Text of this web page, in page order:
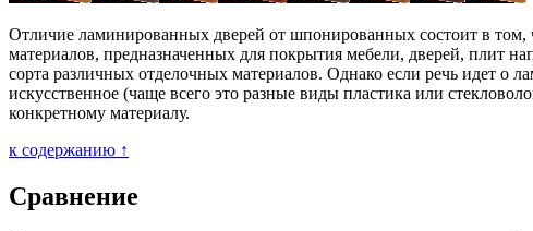
Отличие ламинированных дверей от шпонированных состоит в том,
материалов, предназначенных для покрытия мебели, дверей, плит
сорта различных отделочных материалов. Однако если речь идет о
искусственное (чаще всего это разные виды пластика или
конкретному материалу.
к содержанию ↑
Сравнение